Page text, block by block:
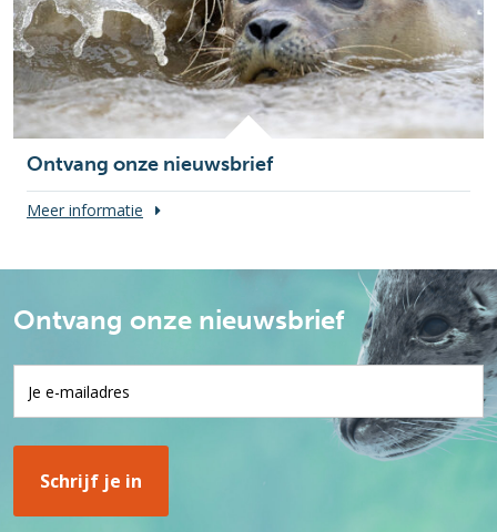
Ontvang onze nieuwsbrief
Meer informatie
Ontvang onze nieuwsbrief